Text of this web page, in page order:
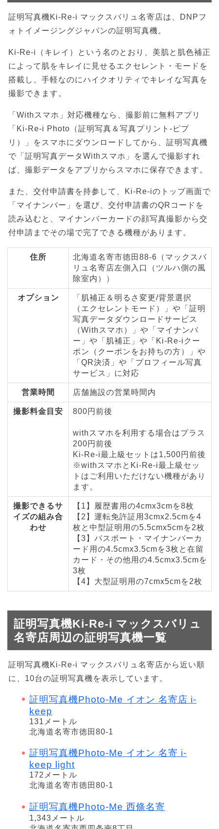
証明写真機Ki-Re-i マックスバリュ名寄店は、DNPフ
ォトイメージングジャパンの証明写真機。
Ki-Re-i（キレイ）という名のとおり、美肌と肌色補正
によって肌をキレイに見せるエクセレント・モードを
搭載し、手軽なのにハイクオリティでキレイな写真を
撮影できます。
「Withスマホ」対応機種なら、撮影前に無料アプリ
「Ki-Re-i Photo（証明写真＆写真プリント-ピプ
リ）」をスマホにダウンロードしてから、証明写真機
で「証明写真データWithスマホ」を選んで撮影すれ
ば、撮影データをアプリからスマホに保存できます。
また、交付申請書を持参して、Ki-Re-iのトップ画面で
「マイナンバー」を選び、交付申請書のQRコードを
読み込むと、マイナンバーカードの顔写真撮影から交
付申請までその場で完了できる機種があります。
住所
北海道名寄市徳田88-6（マックスバ
リュ名寄店左側入口（ツルハ側の風
除室内））
オプション
「肌補正＆明るさ変更/背景選択
（エクセレントモード）」や「証明
写真データダウンロードサービス
（Withスマホ）」や「マイナンバ
ー」や「肌補正」や「Ki-Re-iクー
ポン（クーポンをお持ちの方）」や
「QR決済」や「プロフィール写真
サービス」に対応
営業時間 店舗施設の営業時間内
撮影料金目安 800円前後
withスマホを利用する場合はプラス
200円前後
Ki-Re-i最上級セットは1,500円前後
※withスマホとKi-Re-i最上級セッ
トはご利用いただけない機種があり
ます。
撮影できるサ
イズの組み合
わせ
【1】履歴書用の4cmx3cmを8枚
【2】運転免許証用3cmx2.5cmを4
枚と中型証明用の5.5cmx5cmを2枚
【3】パスポート・マイナンバーカ
ード用の4.5cmx3.5cmを3枚と在留
カード・その他用の4.5cmx3.5cmを
3枚
【4】大型証明用の7cmx5cmを2枚
証明写真機Ki-Re-i マックスバリュ
名寄店周辺の証明写真機一覧
証明写真機Ki-Re-i マックスバリュ名寄店から近い順
に、10台の証明写真機を表示しています。
証明写真機Photo-Me イオン 名寄店 i-
keep
131メートル
北海道名寄市徳田80-1
証明写真機Photo-Me イオン 名寄 i-
keep light
172メートル
北海道名寄市徳田80-1
証明写真機Photo-Me 西條名寄
1,343メートル